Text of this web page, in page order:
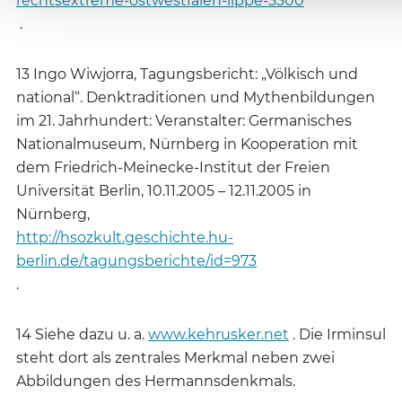
.
13 Ingo Wiwjorra, Tagungsbericht: „Völkisch und
national“. Denktraditionen und Mythenbildungen
im 21. Jahrhundert: Veranstalter: Germanisches
Nationalmuseum, Nürnberg in Kooperation mit
dem Friedrich-Meinecke-Institut der Freien
Universität Berlin, 10.11.2005 – 12.11.2005 in
Nürnberg,
http://hsozkult.geschichte.hu-
berlin.de/tagungsberichte/id=973
.
14 Siehe dazu u. a. www.kehrusker.net . Die Irminsul
steht dort als zentrales Merkmal neben zwei
Abbildungen des Hermannsdenkmals.